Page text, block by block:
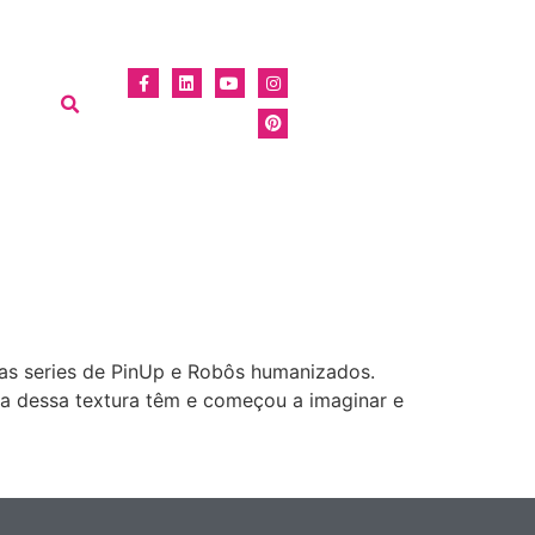
series de PinUp e Robôs humanizados.
dessa textura têm e começou a imaginar e